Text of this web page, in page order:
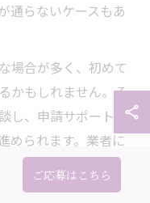
通らないケースもあ
場合が多く、初めて
かもしれません。そ
し、申請サポートを
められます。業者に
で一括で対応してく
ご応募はこちら